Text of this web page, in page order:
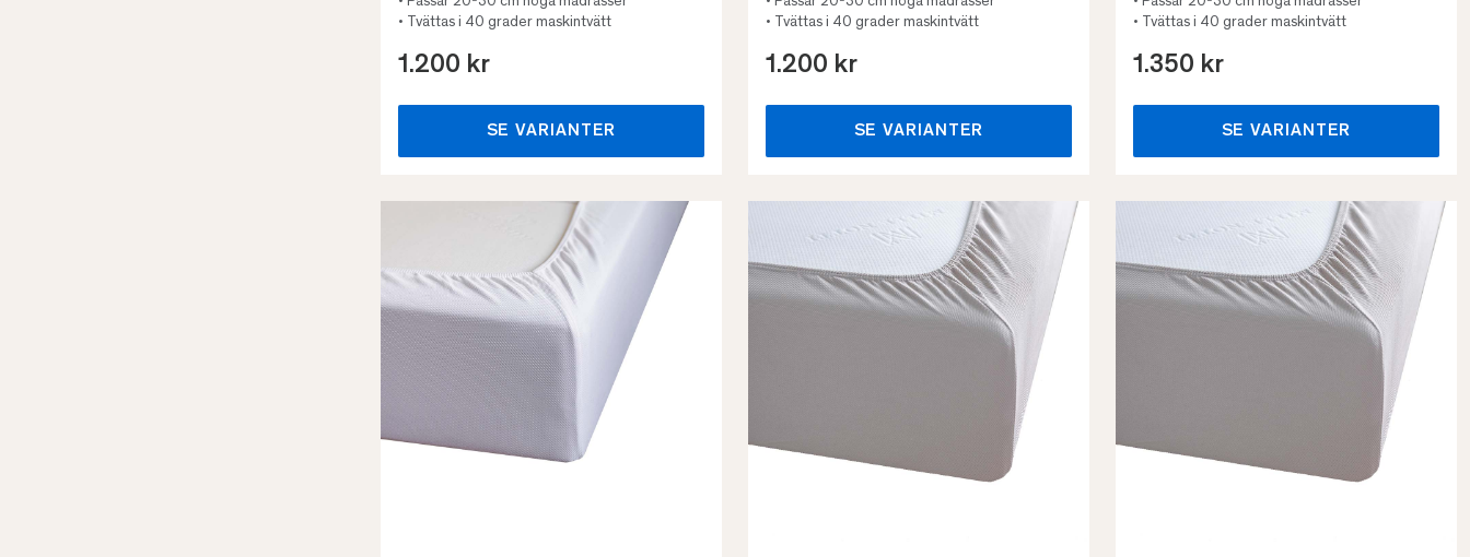
• Tvättas i 40 grader maskintvätt
1.200 kr
SE VARIANTER
• Tvättas i 40 grader maskintvätt
1.200 kr
SE VARIANTER
• Tvättas i 40 grader maskintvätt
1.350 kr
SE VARIANTER